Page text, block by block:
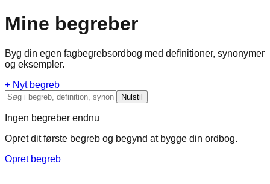
Mine begreber
Byg din egen fagbegrebsordbog med definitioner, synonymer
og eksempler.
+ Nyt begreb
Nulstil
Ingen begreber endnu
Opret dit første begreb og begynd at bygge din ordbog.
Opret begreb